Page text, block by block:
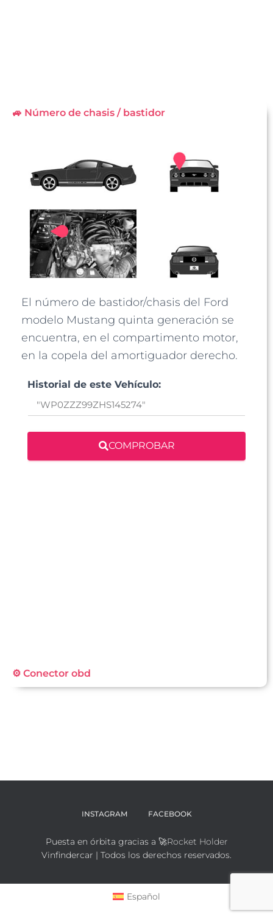
🚙 Número de chasis / bastidor
El número de bastidor/chasis del Ford
modelo Mustang quinta generación se
encuentra, en el compartimento motor,
en la copela del amortiguador derecho.
Historial de este Vehículo:
COMPROBAR
⚙️ Conector obd
INSTAGRAM FACEBOOK
Puesta en órbita gracias a 🚀Rocket Holder
Vinfindercar | Todos los derechos reservados.
Español